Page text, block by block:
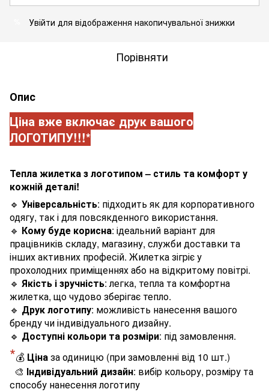
Увійти для відображення накопичувальної знижки
Порівняти
Опис
Ціна вже включає друк вашого
ЛОГОТИПУ!!!*
Тепла жилетка з логотипом – стиль та комфорт у
кожній деталі!
🔹 Універсальність: підходить як для корпоративного
одягу, так і для повсякденного використання.
🔹 Кому буде корисна: ідеальний варіант для
працівників складу, магазину, служби доставки та
інших активних професій. Жилетка зігріє у
прохолодних приміщеннях або на відкритому повітрі.
🔹 Якість і зручність: легка, тепла та комфортна
жилетка, що чудово зберігає тепло.
🔹 Друк логотипу: можливість нанесення вашого
бренду чи індивідуального дизайну.
🔹 Доступні кольори та розміри: під замовлення.
*💰 Ціназа одиницю (при замовленні від 10 шт.)
🎨 Індивідуальний дизайн: вибір кольору, розміру та
способу нанесення логотипу